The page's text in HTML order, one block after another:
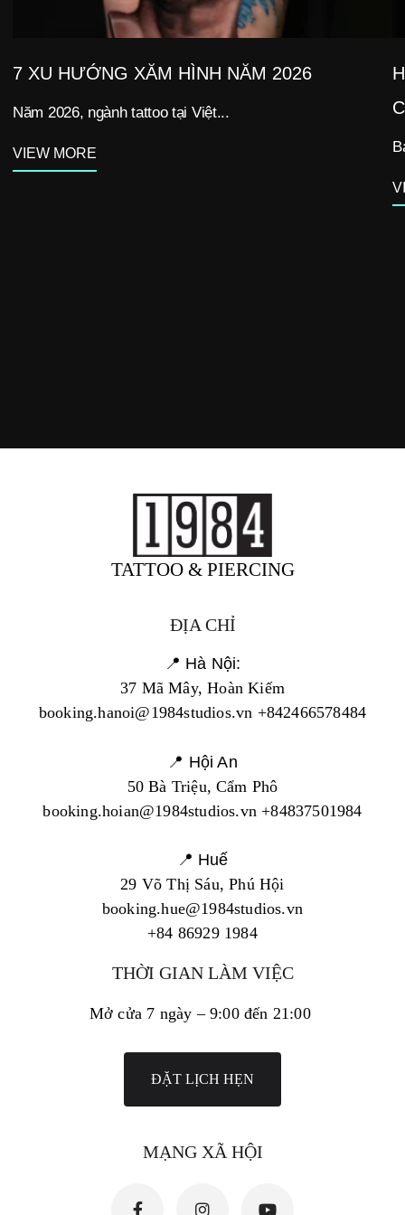
7 XU HƯỚNG XĂM HÌNH NĂM 2026
Năm 2026, ngành tattoo tại Việt...
VIEW MORE
TATTOO & PIERCING
ĐỊA CHỈ
📍 Hà Nội:
37 Mã Mây, Hoàn Kiếm
booking.hanoi@1984studios.vn +842466578484
📍 Hội An
50 Bà Triệu, Cẩm Phô
booking.hoian@1984studios.vn +84837501984
📍 Huế
29 Võ Thị Sáu, Phú Hội
booking.hue@1984studios.vn
+84 86929 1984
THỜI GIAN LÀM VIỆC
Mở cửa 7 ngày – 9:00 đến 21:00
ĐẶT LỊCH HẸN
MẠNG XÃ HỘI